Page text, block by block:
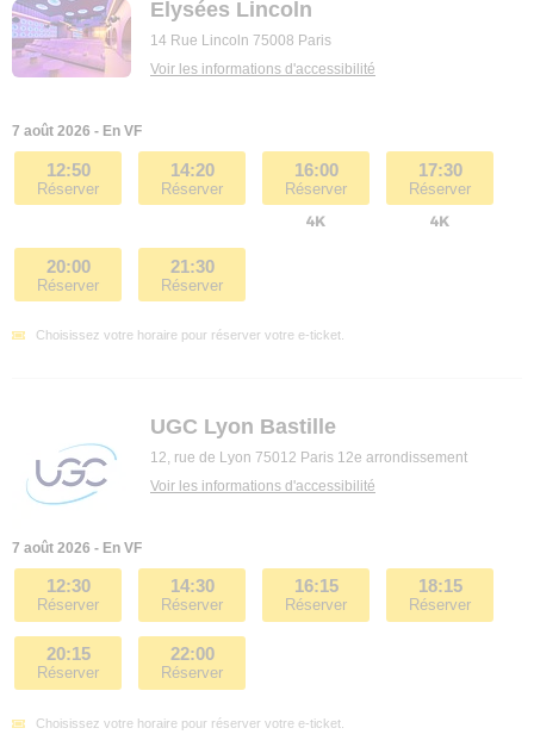
Elysées Lincoln
14 Rue Lincoln 75008 Paris
Voir les informations d'accessibilité
7 août 2026 - En VF
12:50
Réserver
14:20
Réserver
16:00
Réserver
17:30
Réserver
20:00
Réserver
21:30
Réserver
Choisissez votre horaire pour réserver votre e-ticket.
UGC Lyon Bastille
12, rue de Lyon 75012 Paris 12e arrondissement
Voir les informations d'accessibilité
7 août 2026 - En VF
12:30
Réserver
14:30
Réserver
16:15
Réserver
18:15
Réserver
20:15
Réserver
22:00
Réserver
Choisissez votre horaire pour réserver votre e-ticket.